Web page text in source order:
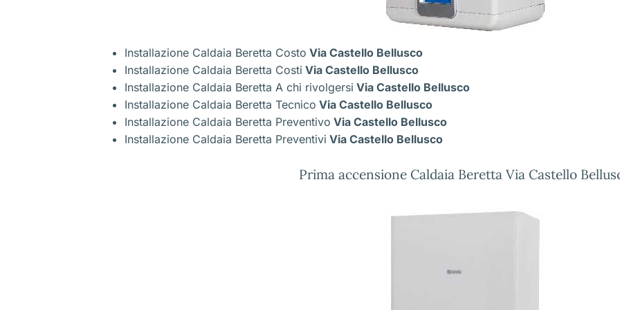
Installazione Caldaia Beretta Costo Via Castello Bellusco
Installazione Caldaia Beretta Costi Via Castello Bellusco
Installazione Caldaia Beretta A chi rivolgersi Via Castello Bellusco
Installazione Caldaia Beretta Tecnico Via Castello Bellusco
Installazione Caldaia Beretta Preventivo Via Castello Bellusco
Installazione Caldaia Beretta Preventivi Via Castello Bellusco
Prima accensione Caldaia Beretta Via Castello